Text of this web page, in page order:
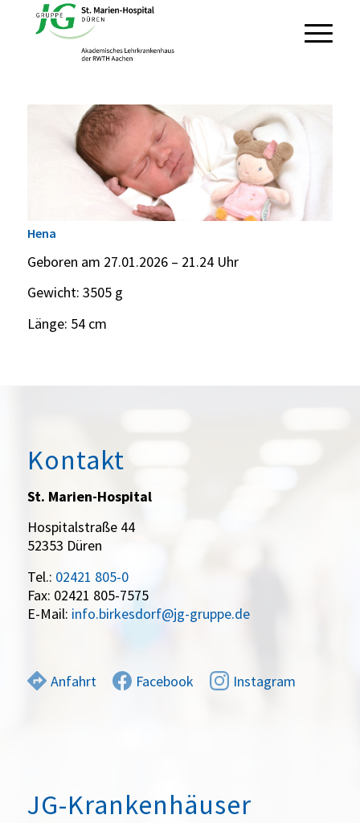
Hena
Geboren am 27.01.2026 – 21.24 Uhr
Gewicht: 3505 g
Länge: 54 cm
Kontakt
St. Marien-Hospital
Hospitalstraße 44
52353 Düren
Tel.: 02421 805-0
Fax: 02421 805-7575
E-Mail: info.birkesdorf@jg-gruppe.de
Anfahrt Facebook Instagram
JG-Krankenhäuser